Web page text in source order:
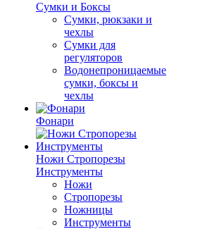
Сумки и Боксы
Сумки, рюкзаки и
чехлы
Сумки для
регуляторов
Водонепроницаемые
сумки, боксы и
чехлы
Фонари
Ножи Стропорезы
Инструменты
Ножи
Стропорезы
Ножницы
Инструменты